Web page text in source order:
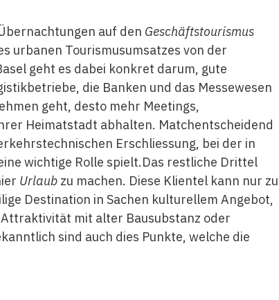
auf den Geschäftstourismus
urbanen Tourismusumsatzes von der
geht es dabei konkret darum, gute
die Banken und das Messewesen
geht, desto mehr Meetings,
Heimatstadt abhalten. Matchentscheidend
Erschliessung, bei der in
wichtige Rolle spielt.Das restliche Drittel
Urlaub zu machen. Diese Klientel kann nur zu
Destination in Sachen kulturellem Angebot,
mit alter Bausubstanz oder
sind auch dies Punkte, welche die